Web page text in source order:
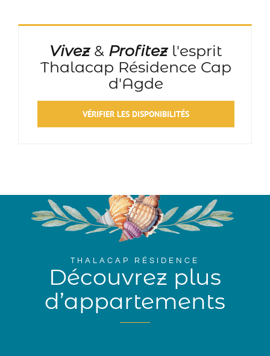
Vivez& Profitezl'esprit
Thalacap Résidence Cap
d'Agde
VÉRIFIER LES DISPONIBILITÉS
THALACAP RÉSIDENCE
Découvrez plus
d’appartements